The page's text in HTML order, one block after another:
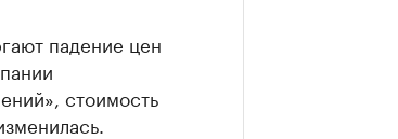
падение цен
стоимость